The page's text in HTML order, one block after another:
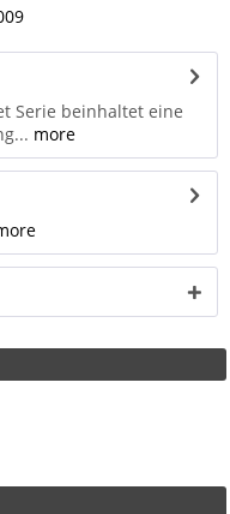
Serie beinhaltet eine
more